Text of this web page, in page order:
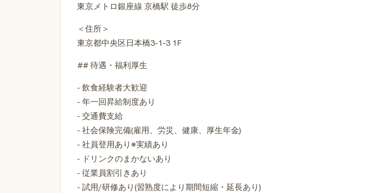
東京メトロ銀座線 京橋駅 徒歩8分
＜住所＞
東京都中央区日本橋3-1-3 1F
## 待遇・福利厚生
- 飲食経験者大歓迎
- 年一回昇給制度あり
- 交通費支給
- 社会保険完備(雇用、労災、健康、厚生年金)
- 社員登用あり※実績あり
- ドリンクのまかないあり
- 従業員割引きあり
- 試用/研修あり(習熟度により期間短縮・延長あり)